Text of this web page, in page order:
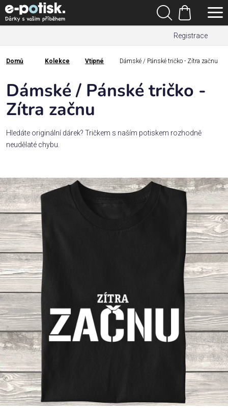
Přejít
na
obsah
Registrace
Hledat
Nákupní
košík
Kategorie
Dárek
Povolání,
zájmy a
sport
Příležitosti
Domácnost
Kolekce
Oblečení
Přihlášení
Domů
Domů Kolekce Vtipné Dámské / Pánské tričko - Zítra začnu
Dámské / Pánské tričko -
Zítra začnu
Hledáte originální dárek? Tričkem s naším potiskem rozhodně
neudělaté chybu.